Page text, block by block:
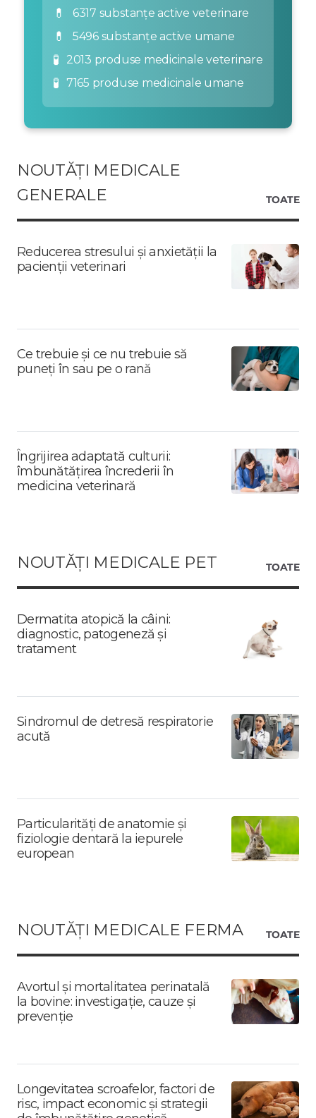
💊 6317 substanțe active veterinare
💊 5496 substanțe active umane
🧪 2013 produse medicinale veterinare
🧪 7165 produse medicinale umane
NOUTĂȚI MEDICALE
GENERALE
TOATE
Reducerea stresului și anxietății la
pacienții veterinari
Ce trebuie și ce nu trebuie să
puneți în sau pe o rană
Îngrijirea adaptată culturii:
îmbunătățirea încrederii în
medicina veterinară
NOUTĂȚI MEDICALE PET TOATE
Dermatita atopică la câini:
diagnostic, patogeneză și
tratament
Sindromul de detresă respiratorie
acută
Particularități de anatomie și
fiziologie dentară la iepurele
european
NOUTĂȚI MEDICALE FERMA TOATE
Avortul și mortalitatea perinatală
la bovine: investigație, cauze și
prevenție
Longevitatea scroafelor, factori de
risc, impact economic și strategii